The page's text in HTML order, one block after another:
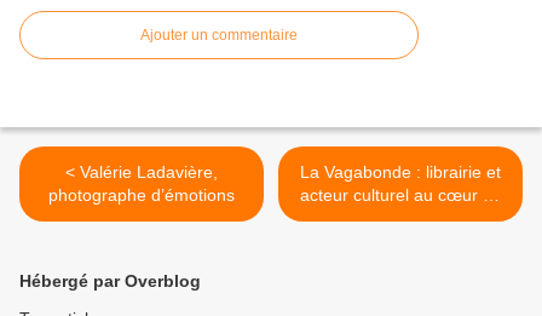
Ajouter un commentaire
< Valérie Ladavière,
photographe d’émotions
La Vagabonde : librairie et
acteur culturel au cœur de
Versailles >
Hébergé par Overblog